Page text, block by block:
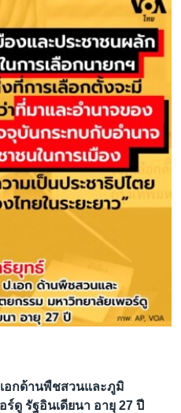
อกด้านพืชสวนและภูมิ
ร์ดู รัฐอินเดียนา อายุ 27 ปี